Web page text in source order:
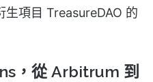
項目 TreasureDAO 的
，從 Arbitrum 到